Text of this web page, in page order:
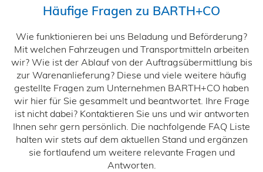
Häufige Fragen zu BARTH+CO
Wie funktionieren bei uns Beladung und Beförderung?
Mit welchen Fahrzeugen und Transportmitteln arbeiten
wir? Wie ist der Ablauf von der Auftragsübermittlung bis
zur Warenanlieferung? Diese und viele weitere häufig
gestellte Fragen zum Unternehmen BARTH+CO haben
wir hier für Sie gesammelt und beantwortet. Ihre Frage
ist nicht dabei? Kontaktieren Sie uns und wir antworten
Ihnen sehr gern persönlich. Die nachfolgende FAQ Liste
halten wir stets auf dem aktuellen Stand und ergänzen
sie fortlaufend um weitere relevante Fragen und
Antworten.